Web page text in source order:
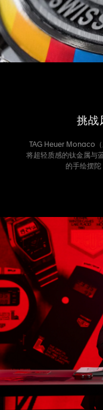
挑战
TAG Heuer Monaco
将超轻质感的钛金属与
的手绘摆陀